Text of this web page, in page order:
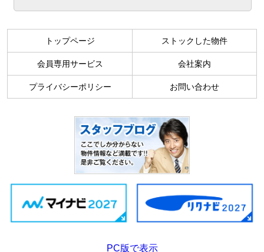
トップページ ストックした物件
会員専用サービス 会社案内
プライバシーポリシー お問い合わせ
PC版で表示